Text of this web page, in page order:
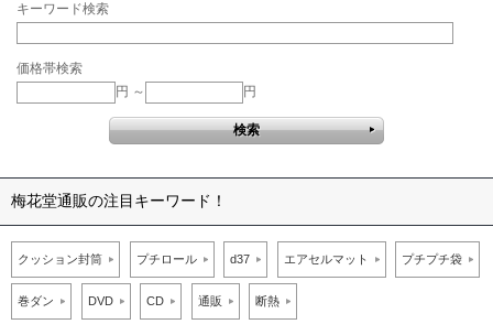
キーワード検索
価格帯検索
円 ～
円
梅花堂通販の注目キーワード！
クッション封筒 プチロール d37 エアセルマット プチプチ袋
巻ダン DVD CD 通販 断熱